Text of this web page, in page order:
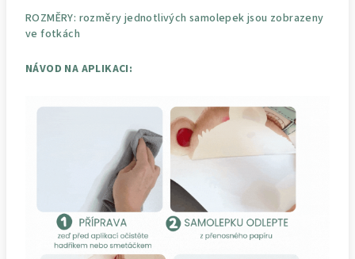
ROZMĚRY: rozměry jednotlivých samolepek jsou zobrazeny
ve fotkách
NÁVOD NA APLIKACI: